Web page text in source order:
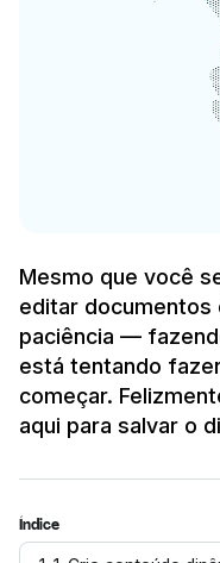
Mesmo que você
editar
paciência —
está tentando
começar.
aqui para salvar o
Índice